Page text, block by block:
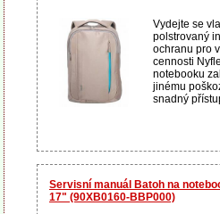
Vydejte se
polstrovaný
ochranu pro
cennosti
notebooku
jinému
snadný
Servisní manuál Batoh na
17" (90XB0160-BBP000)